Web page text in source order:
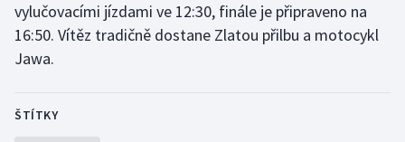
vylučovacími jízdami ve 12:30, finále je připraveno na
16:50. Vítěz tradičně dostane Zlatou přilbu a motocykl
Jawa.
ŠTÍTKY